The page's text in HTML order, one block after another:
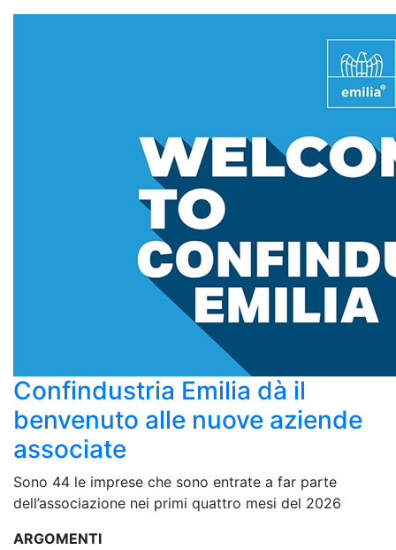
Confindustria Emilia dà il
benvenuto alle nuove aziende
associate
Sono 44 le imprese che sono entrate a far parte
dell’associazione nei primi quattro mesi del 2026
ARGOMENTI